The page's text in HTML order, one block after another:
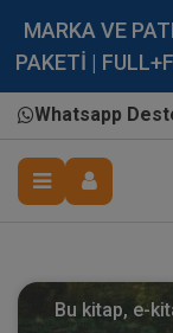
MARKA VE
PAKETİ |
Whatsapp
Bu kitap, e-